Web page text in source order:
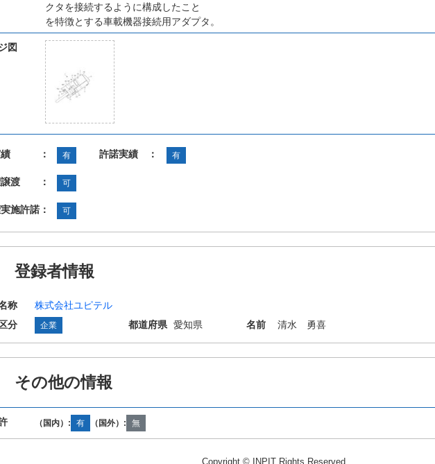
クタを接続するように構成したこと
を特徴とする車載機器接続用アダプタ。
図
績 ： 有 許諾実績 ： 有
譲渡 ： 可
施許諾： 可
登録者情報
称
株式会社ユピテル
分
企業 都道府県 愛知県 名前 清水 勇喜
その他の情報
分類
版）
B60R16/02 H01R31/06